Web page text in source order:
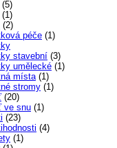
(5)
(1)
(2)
péče (1)
stavební (3)
umělecké (1)
místa(1)
stromy (1)
(20)
ve snu (1)
(23)
(4)
(1)